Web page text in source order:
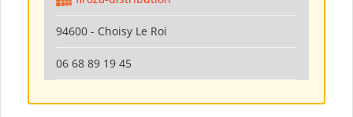
94600 - Choisy Le Roi
06 68 89 19 45